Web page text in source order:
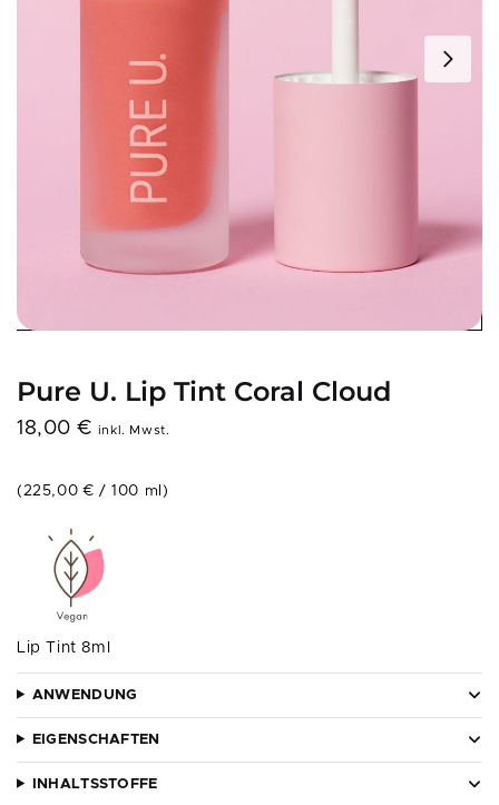
Pure U. Lip Tint Coral Cloud
18,00€ inkl. Mwst.
(225,00€ /100 ml )
Lip Tint 8ml
ANWENDUNG
EIGENSCHAFTEN
INHALTSSTOFFE